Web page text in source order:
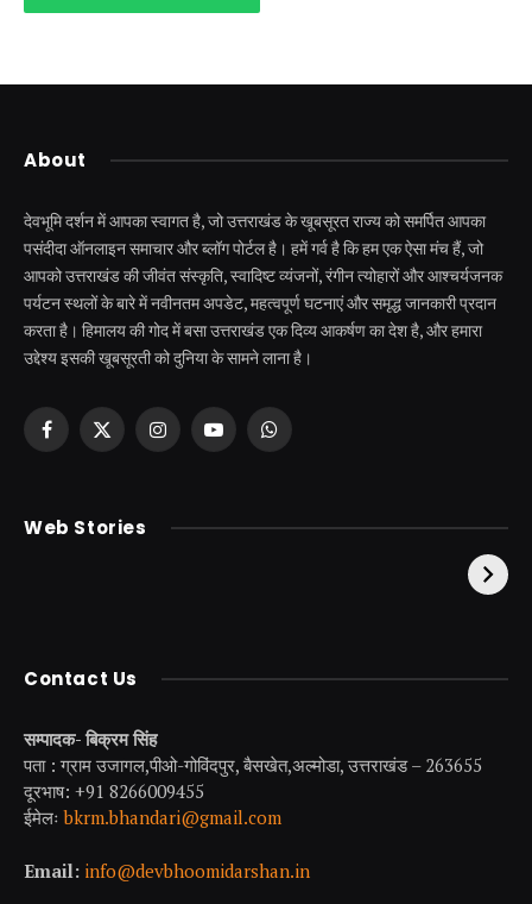
About
देवभूमि दर्शन में आपका स्वागत है, जो उत्तराखंड के खूबसूरत राज्य को समर्पित आपका
पसंदीदा ऑनलाइन समाचार और ब्लॉग पोर्टल है। हमें गर्व है कि हम एक ऐसा मंच हैं, जो
आपको उत्तराखंड की जीवंत संस्कृति, स्वादिष्ट व्यंजनों, रंगीन त्योहारों और आश्चर्यजनक
पर्यटन स्थलों के बारे में नवीनतम अपडेट, महत्वपूर्ण घटनाएं और समृद्ध जानकारी प्रदान
करता है। हिमालय की गोद में बसा उत्तराखंड एक दिव्य आकर्षण का देश है, और हमारा
उद्देश्य इसकी खूबसूरती को दुनिया के सामने लाना है।
Facebook
X
InstagramYouTubeWhatsApp
Web Stories
केदारनाथ से पहले होती है
उत्तराखंड की एक ऐसी
Contact Us
सम्पादक- बिक्रम सिंह
पता : ग्राम उजागल,पीओ-गोविंदपुर, बैसखेत,अल्मोडा, उत्तराखंड – 263655
दूरभाष: +91 8266009455
ईमेलःbkrm.bhandari@gmail.com
Email: info@devbhoomidarshan.in